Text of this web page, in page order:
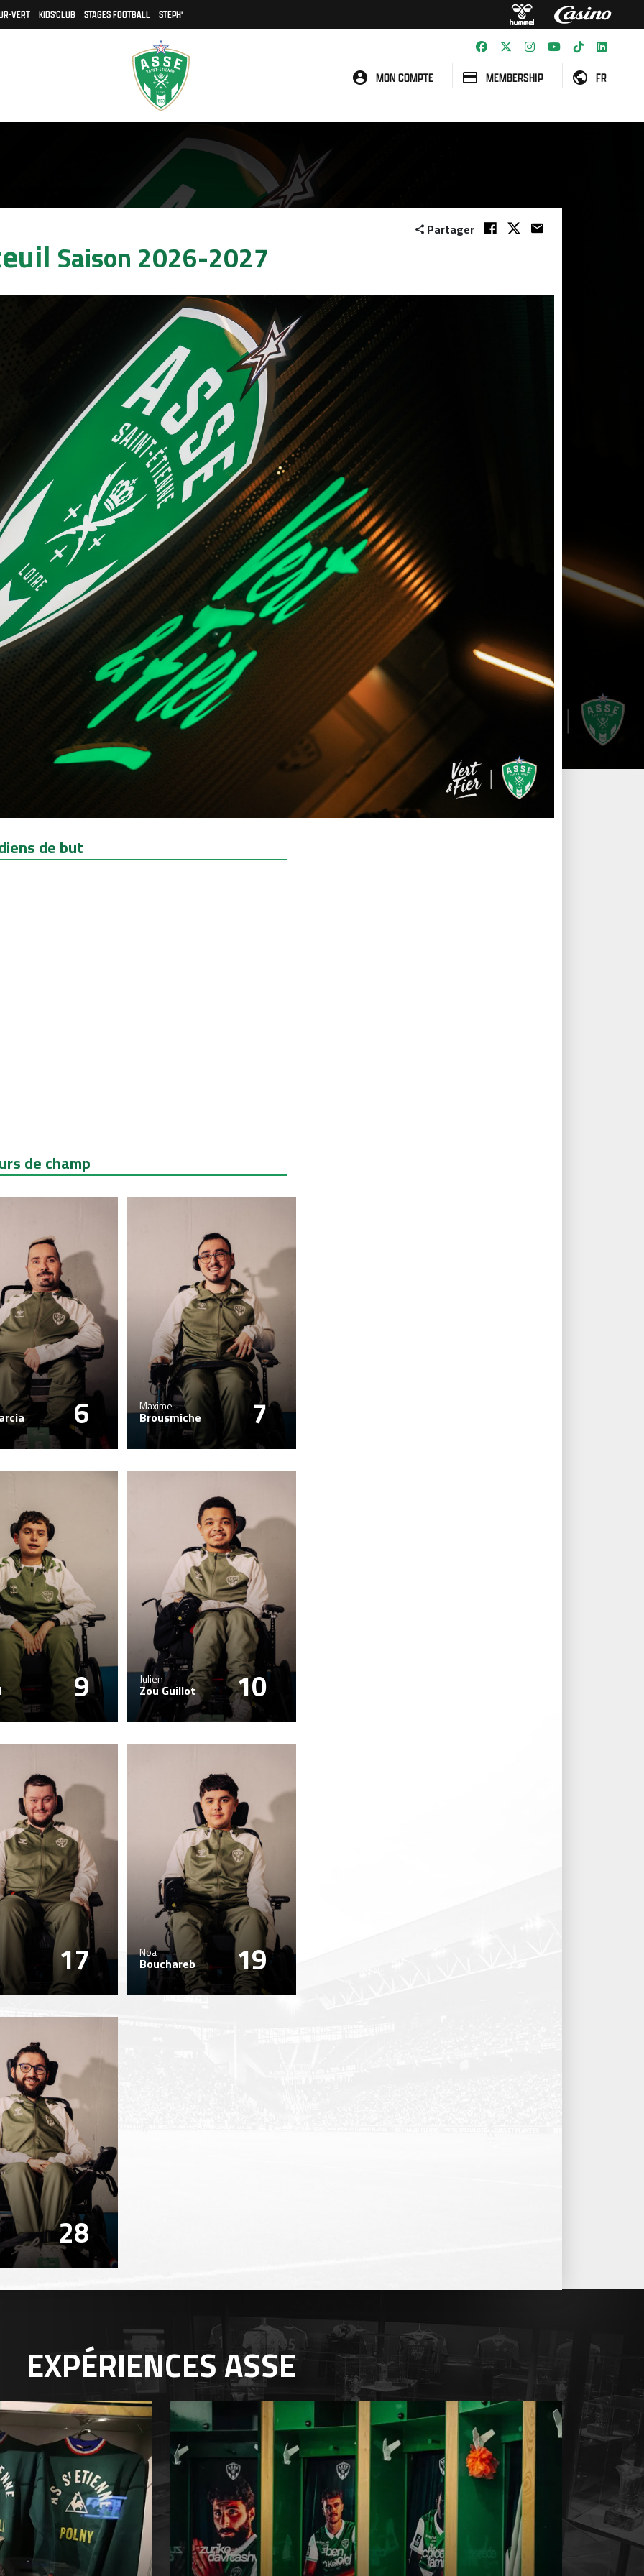
VERT KIDS'CLUB STAGES FOOTBALL STEPH'
MON COMPTE MEMBERSHIP FR
Partager
Saison 2026-2027
de but
de champ
6 7
Maxime
Brousmiche
9 10
Julien
Zou Guillot
17 19
Noa
Bouchareb
28
EXPÉRIENCESASSE